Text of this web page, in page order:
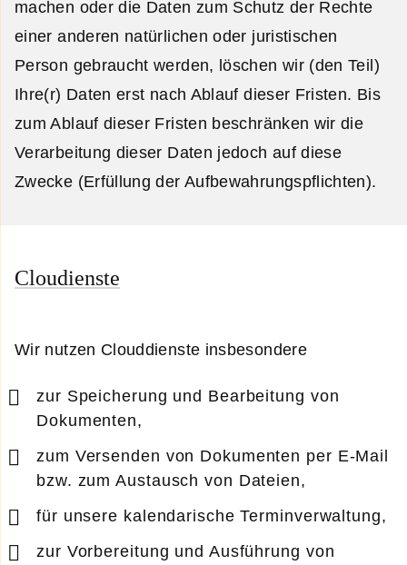
machen oder die Daten zum Schutz der Rechte
einer anderen natürlichen oder juristischen
Person gebraucht werden, löschen wir (den Teil)
Ihre(r) Daten erst nach Ablauf dieser Fristen. Bis
zum Ablauf dieser Fristen beschränken wir die
Verarbeitung dieser Daten jedoch auf diese
Zwecke (Erfüllung der Aufbewahrungspflichten).
Cloudienste
Wir nutzen Clouddienste insbesondere
zur Speicherung und Bearbeitung von
Dokumenten,
zum Versenden von Dokumenten per E-Mail
bzw. zum Austausch von Dateien,
für unsere kalendarische Terminverwaltung,
zur Vorbereitung und Ausführung von